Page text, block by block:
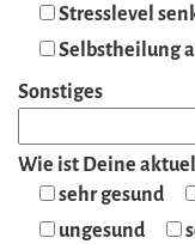
Stresslevel
Selbstheilung
Sonstiges
Wie ist Deine
sehr gesund
ungesund